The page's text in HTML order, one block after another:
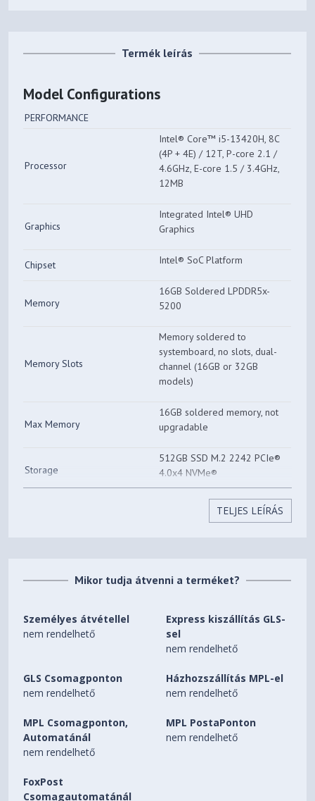
Termék leírás
Model Configurations
PERFORMANCE
Processor
Intel® Core™ i5-13420H, 8C
(4P + 4E) / 12T, P-core 2.1 /
4.6GHz, E-core 1.5 / 3.4GHz,
12MB
Graphics
Integrated Intel® UHD
Graphics
Chipset Intel® SoC Platform
Memory
16GB Soldered LPDDR5x-
5200
Memory Slots
Memory soldered to
systemboard, no slots, dual-
channel (16GB or 32GB
models)
Max Memory
16GB soldered memory, not
upgradable
Storage
512GB SSD M.2 2242 PCIe®
4.0x4 NVMe®
One drive, up to 1TB M.2
Optical None
Speakers
Stereo speakers, 2W x2,
FHD 1080p + IR with Privacy
Microphone
TELJES LEÍRÁS
Mikor tudja átvenni a terméket?
Személyes átvétellel
nem rendelhető
Express kiszállítás GLS-
sel
nem rendelhető
GLS Csomagponton
nem rendelhető
Házhozszállítás MPL-el
nem rendelhető
MPL Csomagponton,
Automatánál
nem rendelhető
MPL PostaPonton
nem rendelhető
FoxPost
Csomagautomatánál